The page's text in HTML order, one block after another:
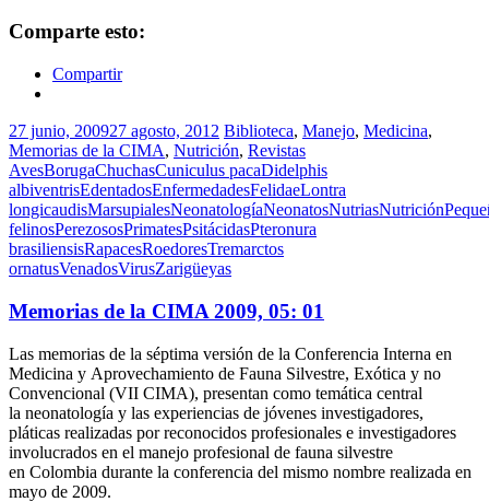
Comparte esto:
Compartir
27 junio, 200927 agosto, 2012 Biblioteca, Manejo, Medicina,
Memorias de la CIMA, Nutrición, Revistas
AvesBorugaChuchasCuniculus pacaDidelphis
albiventrisEdentadosEnfermedadesFelidaeLontra
longicaudisMarsupialesNeonatologíaNeonatosNutriasNutrición
felinosPerezososPrimatesPsitácidasPteronura
brasiliensisRapacesRoedoresTremarctos
ornatusVenadosVirusZarigüeyas
Memorias de la CIMA 2009, 05: 01
Las memorias de la séptima versión de la Conferencia Interna en
Medicina y Aprovechamiento de Fauna Silvestre, Exótica y no
Convencional (VII CIMA), presentan como temática central
la neonatología y las experiencias de jóvenes investigadores,
pláticas realizadas por reconocidos profesionales e investigadores
involucrados en el manejo profesional de fauna silvestre
en Colombia durante la conferencia del mismo nombre realizada en
mayo de 2009.